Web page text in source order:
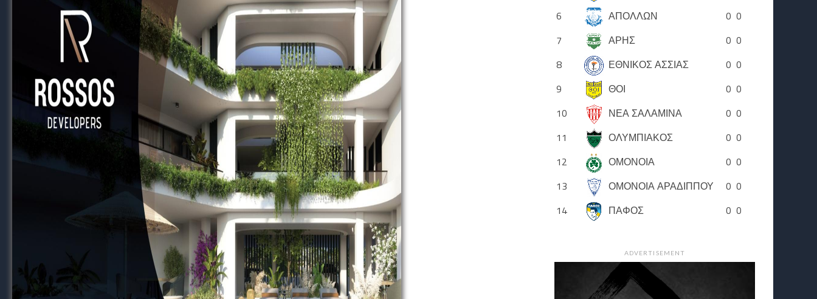
RELATED TOPICS FEATURED
6
ΑΠΟΛΛΩΝ 0 0
7
ΑΡΗΣ 0 0
8
ΕΘΝΙΚΟΣ ΑΣΣΙΑΣ 0 0
9
ΘΟΙ 0 0
10
ΝΕΑ ΣΑΛΑΜΙΝΑ 0 0
11
ΟΛΥΜΠΙΑΚΟΣ 0 0
12
ΟΜΟΝΟΙΑ 0 0
13
ΟΜΟΝΟΙΑ ΑΡΑΔΙΠΠΟΥ 0 0
14
ΠΑΦΟΣ 0 0
ADVERTISEMENT